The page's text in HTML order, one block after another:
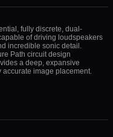
fully discrete, dual-
of driving loudspeakers
incredible sonic detail.
Path circuit design
a deep, expansive
image placement.